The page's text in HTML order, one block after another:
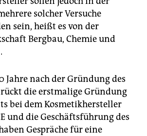
solcher Versuche
sein, heißt es von der
Bergbau, Chemie und
Jahre nach der Gründung des
die erstmalige Gründung
bei dem Kosmetikhersteller
und die Geschäftsführung des
Gespräche für eine